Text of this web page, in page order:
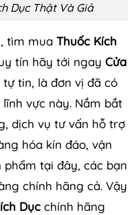
Dục Thật Và Giả
tìm mua Thuốc Kích
tín hãy tới ngay Cửa
tự tin, là đơn vị đã có
vực này. Nắm bắt
dịch vụ tư vấn hỗ trợ
hóa kín đáo, vận
phẩm tại đây, các bạn
chính hãng cả. Vậy
Dục chính hãng